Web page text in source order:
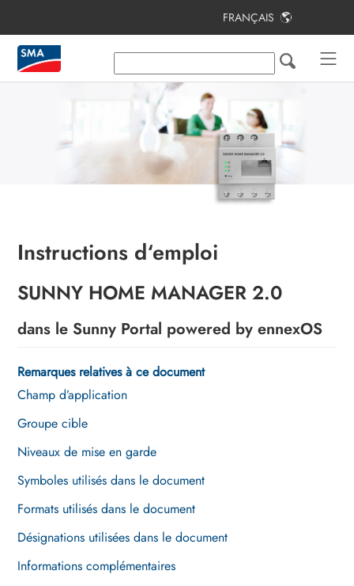
FRANÇAIS
Instructions d‘emploi
SUNNY HOME MANAGER 2.0
dans le Sunny Portal powered by ennexOS
Remarques relatives à ce document
Champ d’application
Groupe cible
Niveaux de mise en garde
Symboles utilisés dans le document
Formats utilisés dans le document
Désignations utilisées dans le document
Informations complémentaires
Table des matières
Remarques relatives à ce document
Utilisations possibles
Contenu de la livraison
Conception du système
Sunny Home Manager sur le
Sunny Portal powered by ennexOS
Gestion des appareils
Pilotage de charges
Visualisation du système de gestion
de l’énergie
Gestion des utilisateurs
Correction d’erreurs